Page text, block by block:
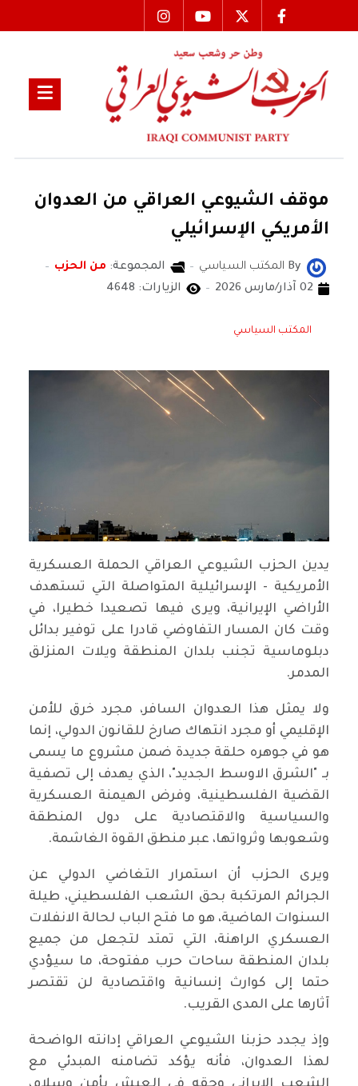
موقف الشيوعي العراقي من العدوان
الأمريكي الإسرائيلي
By المكتب السياسي المجموعة: من الحزب
02 آذار/مارس 2026
الزيارات: 4648
المكتب السياسي
يدين الحزب الشيوعي العراقي الحملة العسكرية
الأمريكية - الإسرائيلية المتواصلة التي تستهدف
الأراضي الإيرانية، ويرى فيها تصعيدا خطيرا، في
وقت كان المسار التفاوضي قادرا على توفير بدائل
دبلوماسية تجنب بلدان المنطقة ويلات المنزلق
المدمر.
ولا يمثل هذا العدوان السافر، مجرد خرق للأمن
الإقليمي أو مجرد انتهاك صارخ للقانون الدولي، إنما
هو في جوهره حلقة جديدة ضمن مشروع ما يسمى
بـ "الشرق الاوسط الجديد"، الذي يهدف إلى تصفية
القضية الفلسطينية، وفرض الهيمنة العسكرية
والسياسية والاقتصادية على دول المنطقة
وشعوبها وثرواتها، عبر منطق القوة الغاشمة.
ويرى الحزب أن استمرار التغاضي الدولي عن
الجرائم المرتكبة بحق الشعب الفلسطيني، طيلة
السنوات الماضية، هو ما فتح الباب لحالة الانفلات
العسكري الراهنة، التي تمتد لتجعل من جميع
بلدان المنطقة ساحات حرب مفتوحة، ما سيؤدي
حتما إلى كوارث إنسانية واقتصادية لن تقتصر
آثارها على المدى القريب.
وإذ يجدد حزبنا الشيوعي العراقي إدانته الواضحة
لهذا العدوان، فأنه يؤكد تضامنه المبدئي مع